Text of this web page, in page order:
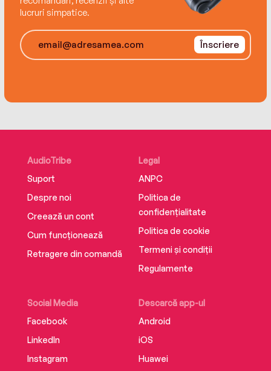
lucruri simpatice.
Înscriere
AudioTribe
Suport
Despre noi
Creează un cont
Cum funcționează
Retragere din comandă
Social Media
Facebook
LinkedIn
Instagram
Descarcă app-ul
Android
iOS
Huawei
Legal
ANPC
Politica de
confidențialitate
Politica de cookie
Termeni și condiții
Regulamente